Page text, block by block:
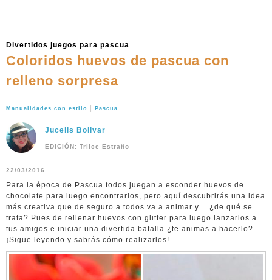
Divertidos juegos para pascua
Coloridos huevos de pascua con
relleno sorpresa
Manualidades con estilo Pascua
Jucelis Bolivar
EDICIÓN: Trilce Estraño
22/03/2016
Para la época de Pascua todos juegan a esconder huevos de
chocolate para luego encontrarlos, pero aquí descubrirás una idea
más creativa que de seguro a todos va a animar y… ¿de qué se
trata? Pues de rellenar huevos con glitter para luego lanzarlos a
tus amigos e iniciar una divertida batalla ¿te animas a hacerlo?
¡Sigue leyendo y sabrás cómo realizarlos!